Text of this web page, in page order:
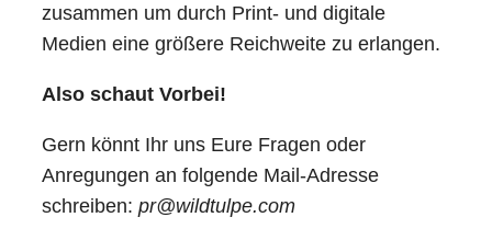
zusammen um durch Print- und digitale
Medien eine größere Reichweite zu erlangen.
Also schaut Vorbei!
Gern könnt Ihr uns Eure Fragen oder
Anregungen an folgende Mail-Adresse
schreiben: pr@wildtulpe.com